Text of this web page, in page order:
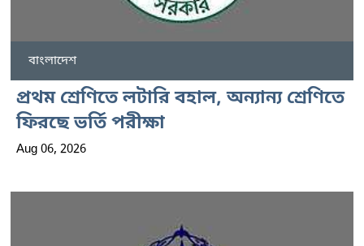
বাংলাদেশ
প্রথম শ্রেণিতে লটারি বহাল, অন্যান্য শ্রেণিতে
ফিরছে ভর্তি পরীক্ষা
Aug 06, 2026